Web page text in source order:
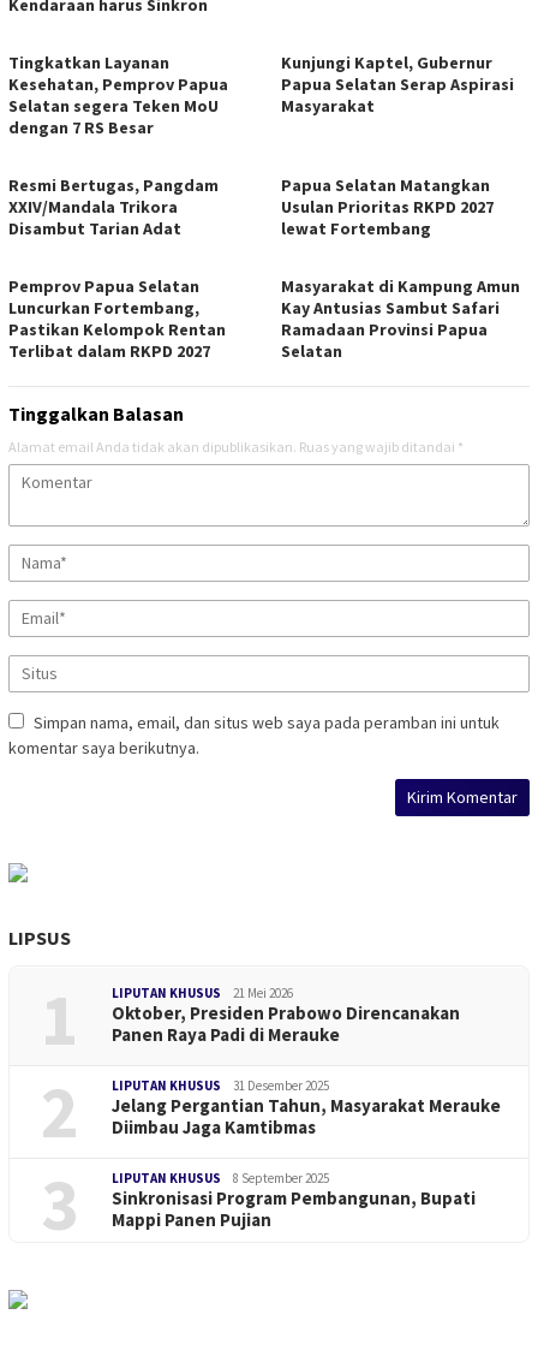
Kendaraan harus Sinkron
Tingkatkan Layanan
Kesehatan, Pemprov Papua
Selatan segera Teken MoU
dengan 7 RS Besar
Kunjungi Kaptel, Gubernur
Papua Selatan Serap Aspirasi
Masyarakat
Resmi Bertugas, Pangdam
XXIV/Mandala Trikora
Disambut Tarian Adat
Papua Selatan Matangkan
Usulan Prioritas RKPD 2027
lewat Fortembang
Pemprov Papua Selatan
Luncurkan Fortembang,
Pastikan Kelompok Rentan
Terlibat dalam RKPD 2027
Masyarakat di Kampung Amun
Kay Antusias Sambut Safari
Ramadaan Provinsi Papua
Selatan
Tinggalkan Balasan
Alamat email Anda tidak akan dipublikasikan. Ruas yang wajib ditandai *
Simpan nama, email, dan situs web saya pada peramban ini untuk
komentar saya berikutnya.
LIPSUS
1 LIPUTAN KHUSUS 21 Mei 2026
Oktober, Presiden Prabowo Direncanakan
Panen Raya Padi di Merauke
2 LIPUTAN KHUSUS 31 Desember 2025
Jelang Pergantian Tahun, Masyarakat Merauke
Diimbau Jaga Kamtibmas
3 LIPUTAN KHUSUS 8 September 2025
Sinkronisasi Program Pembangunan, Bupati
Mappi Panen Pujian